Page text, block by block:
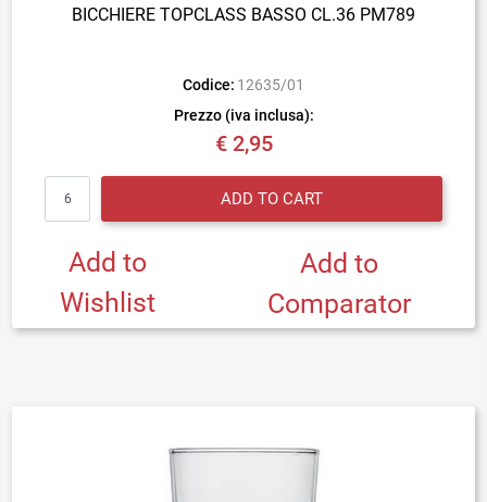
BICCHIERE TOPCLASS BASSO CL.36 PM789
Codice: 12635/01
Prezzo (iva inclusa):
€ 2,95
ADD TO CART
Add to
Wishlist
Add to
Comparator